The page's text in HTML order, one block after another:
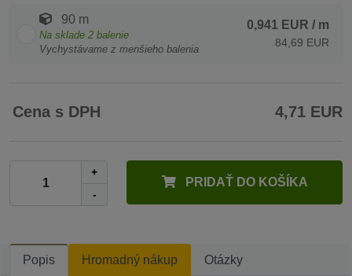
90 m
Na sklade 2 balenie
Vychystávame z menšieho balenia
0,941 EUR / m
84,69 EUR
Cena s DPH 4,71 EUR
+
-
PRIDAŤ DO KOŠÍKA
Popis Hromadný nákup Otázky